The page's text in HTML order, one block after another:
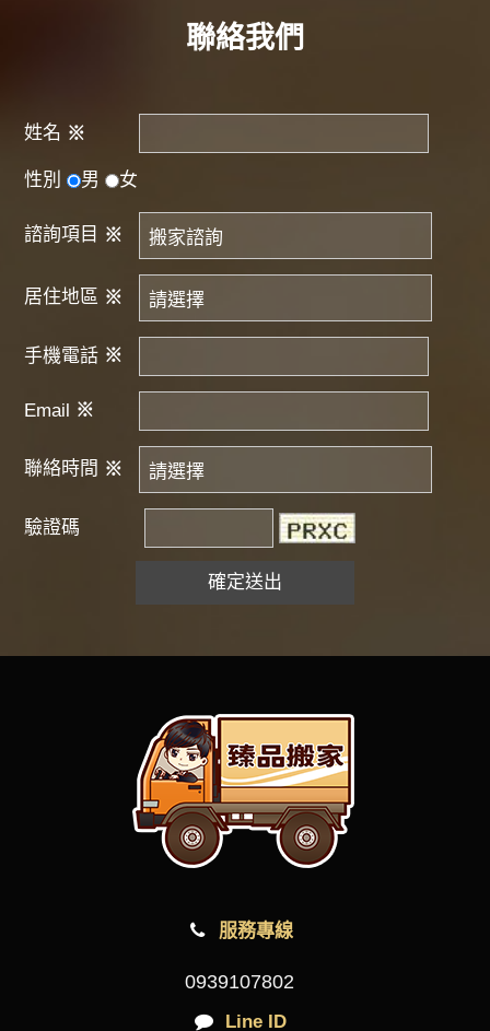
聯絡我們
姓名 ※
性別 男 女
諮詢項目 ※
居住地區 ※
手機電話 ※
Email ※
聯絡時間 ※
驗證碼
服務專線
0939107802
Line ID